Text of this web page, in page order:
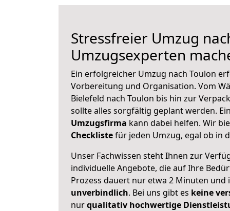
Stressfreier Umzug
Umzugsexperten
Ein erfolgreicher Umzug nach Toulon
Vorbereitung und Organisation. Vom
Bielefeld nach Toulon bis hin zur
sollte alles sorgfältig geplant werden.
Umzugsfirma kann dabei helfen. Wir
Checklistefür jeden Umzug, egal ob in
Unser Fachwissen steht Ihnen zur
individuelle Angebote, die auf Ihre
Prozess dauert nur etwa 2 Minuten und
unverbindlich. Bei uns gibt es keine
nurqualitativ hochwertige